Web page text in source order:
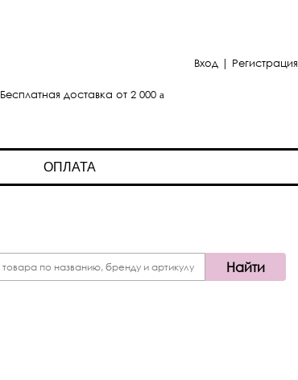
Бесплатная доставка от 2 000
Вход | Регистрация
ОПЛАТА